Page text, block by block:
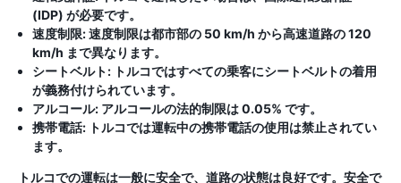
(IDP) が必要です。
速度制限:速度制限は都市部の 50 km/h から高速道路の 120
km/h まで異なります。
シートベルト: トルコではすべての乗客にシートベルトの着用
が義務付けられています。
アルコール: アルコールの法的制限は 0.05% です。
携帯電話: トルコでは運転中の携帯電話の使用は禁止されてい
ます。
トルコでの運転は一般に安全で、道路の状態は良好です。安全で